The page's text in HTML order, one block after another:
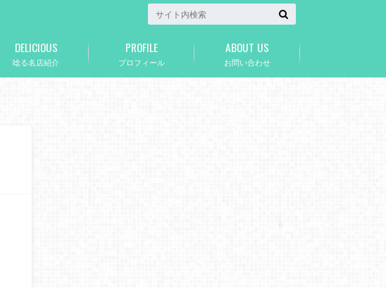
唸る名店紹介
DELICIOUS
プロフィール
PROFILE
お問い合わせ
ABOUT US